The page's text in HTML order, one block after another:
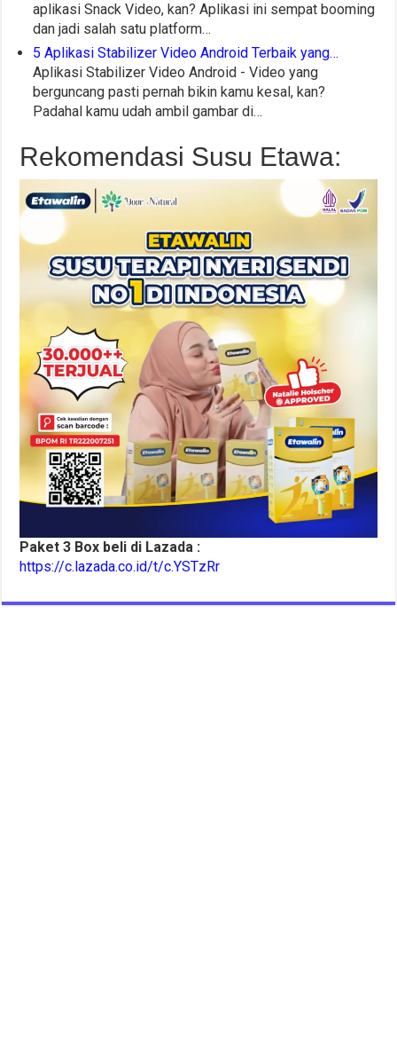
aplikasi Snack Video, kan? Aplikasi ini sempat booming
dan jadi salah satu platform…
5 Aplikasi Stabilizer Video Android Terbaik yang…
Aplikasi Stabilizer Video Android - Video yang
berguncang pasti pernah bikin kamu kesal, kan?
Padahal kamu udah ambil gambar di…
Rekomendasi Susu Etawa:
Paket 3 Box beli di Lazada :
https://c.lazada.co.id/t/c.YSTzRr